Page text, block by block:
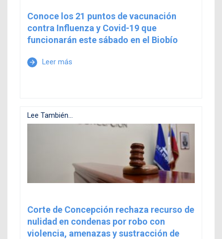
Conoce los 21 puntos de vacunación
contra Influenza y Covid-19 que
funcionarán este sábado en el Biobío
arrow_forward Leer más
Lee También...
Corte de Concepción rechaza recurso de
nulidad en condenas por robo con
violencia, amenazas y sustracción de